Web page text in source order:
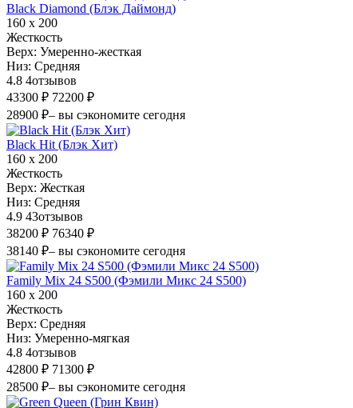
Black Diamond (Блэк Даймонд)
160 х 200
Жесткость
Верх: Умеренно-жесткая
Низ: Средняя
4.8 4отзывов
43300 ₽ 72200 ₽
28900 ₽– вы сэкономите сегодня
Black Hit (Блэк Хит)
160 х 200
Жесткость
Верх: Жесткая
Низ: Средняя
4.9 43отзывов
38200 ₽ 76340 ₽
38140 ₽– вы сэкономите сегодня
Family Mix 24 S500 (Фэмили Микс 24 S500)
160 х 200
Жесткость
Верх: Средняя
Низ: Умеренно-мягкая
4.8 4отзывов
42800 ₽ 71300 ₽
28500 ₽– вы сэкономите сегодня